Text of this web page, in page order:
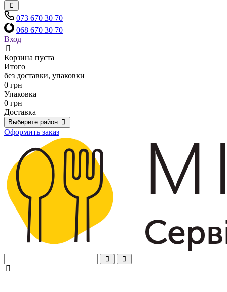
073 670 30 70
068 670 30 70
Вход
Корзина пуста
Итого
без доставки, упаковки
0 грн
Упаковка
0 грн
Доставка
Выберите район
Оформить заказ